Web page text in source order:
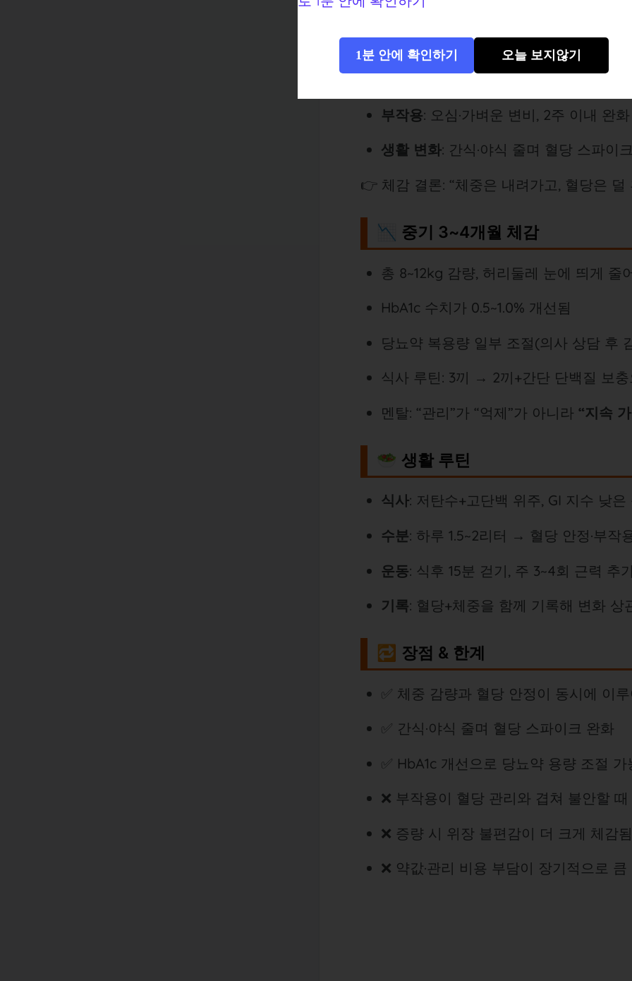
체중 변화
: 평균 3~6kg 감량, 옷 사이즈
혈당 변화: 공복 혈당이 안정적으로
: 식사량 60~70% 줄여도 공복감
부작용: 오심·가벼운 변비, 2주 이내 완화
생활 변화: 간식·야식 줄며 혈당 스파이
👉 체감 결론: “체중은 내려가고, 혈당은 덜
📉 중기 3~4개월 체감
총 8~12kg 감량, 허리둘레 눈에 띄게 줄
HbA1c 수치가 0.5~1.0% 개선됨
당뇨약 복용량 일부 조절(의사 상담 후
식사 루틴: 3끼 → 2끼+간단 단백질 보
멘탈: “관리”가 “억제”가 아니라“지속
🥗 생활 루틴
식사: 저탄수+고단백 위주, GI 지수 낮은
수분: 하루 1.5~2리터 → 혈당 안정·부작
운동: 식후 15분 걷기, 주 3~4회 근력 추
기록: 혈당+체중을 함께 기록해 변화 상
🔁 장점 & 한계
✅ 체중 감량과 혈당 안정이 동시에 이루
✅ 간식·야식 줄며 혈당 스파이크 완화
✅ HbA1c 개선으로 당뇨약 용량 조절 가
❌ 부작용이 혈당 관리와 겹쳐 불안할 때
❌ 증량 시 위장 불편감이 더 크게 체감됨
❌ 약값·관리 비용 부담이 장기적으로 큼
1분 안에 확인하기 오늘 보지않기